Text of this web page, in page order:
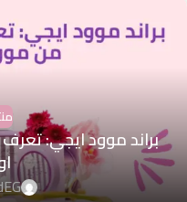
براند موود ايجي: